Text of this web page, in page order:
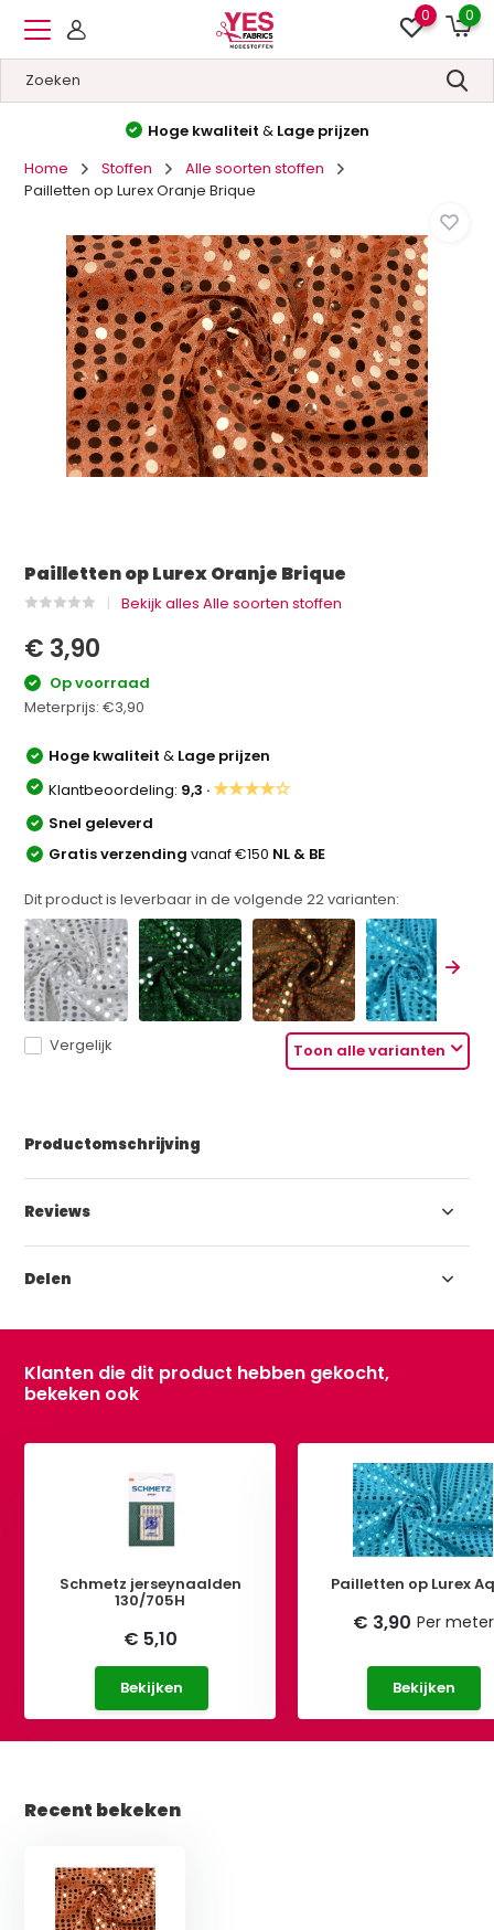
0 0
Hoge kwaliteit & Lage prijzen
Home
Stoffen
Alle soorten stoffen
Pailletten op Lurex Oranje Brique
Pailletten op Lurex Oranje Brique
Bekijk alles Alle soorten stoffen
€ 3,90
Op voorraad
Meterprijs:€3,90
Hoge kwaliteit& Lage prijzen
Klantbeoordeling: 9,3 ·★★★★☆
Snel geleverd
Gratis verzendingvanaf €150 NL & BE
Dit product is leverbaar in de volgende22varianten:
Toon alle varianten
Vergelijk
Productomschrijving
Reviews
Delen
Klanten die dit product hebben gekocht,
bekeken ook
Schmetz jerseynaalden
130/705H
€ 5,10
Bekijken
Pailletten op Lurex
€ 3,90 Per meter
Bekijken
Recent bekeken